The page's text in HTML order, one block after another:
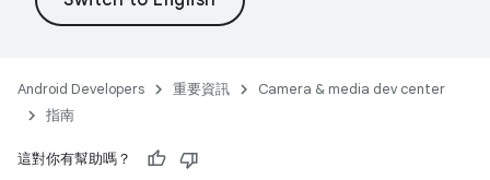
Android Developers 重要資訊
Camera & media dev center
指南
這對你有幫助嗎？